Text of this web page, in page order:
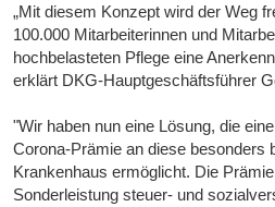
„Mit diesem Konzept wird der Weg
100.000 Mitarbeiterinnen und
hochbelasteten Pflege eine
erklärt DKG-Hauptgeschäftsführer
"Wir haben nun eine Lösung, die
Corona-Prämie an diese besonders
Krankenhaus ermöglicht. Die
Sonderleistung steuer- und